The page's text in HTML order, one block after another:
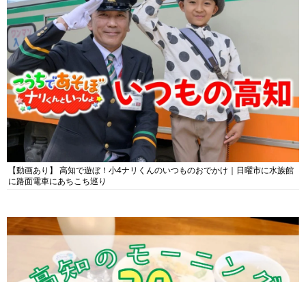
【動画あり】 高知で遊ぼ！小4ナリくんのいつものおでかけ｜日曜市に水族館
に路面電車にあちこち巡り